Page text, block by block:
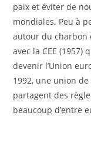
paix et éviter de
mondiales. Peu à
autour du charbon
avec la CEE
devenir l’Union
1992, une union
partagent des
beaucoup d’entre